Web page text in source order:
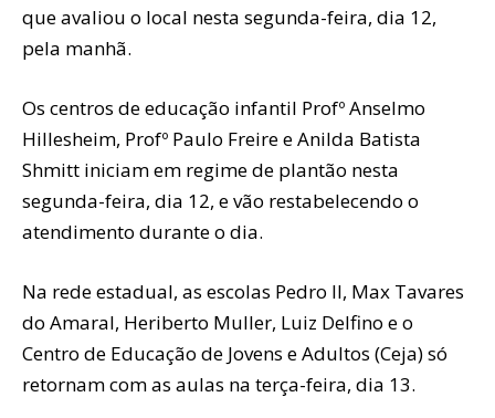
que avaliou o local nesta segunda-feira, dia 12,
pela manhã.
Os centros de educação infantil Profº Anselmo
Hillesheim, Profº Paulo Freire e Anilda Batista
Shmitt iniciam em regime de plantão nesta
segunda-feira, dia 12, e vão restabelecendo o
atendimento durante o dia.
Na rede estadual, as escolas Pedro II, Max Tavares
do Amaral, Heriberto Muller, Luiz Delfino e o
Centro de Educação de Jovens e Adultos (Ceja) só
retornam com as aulas na terça-feira, dia 13.